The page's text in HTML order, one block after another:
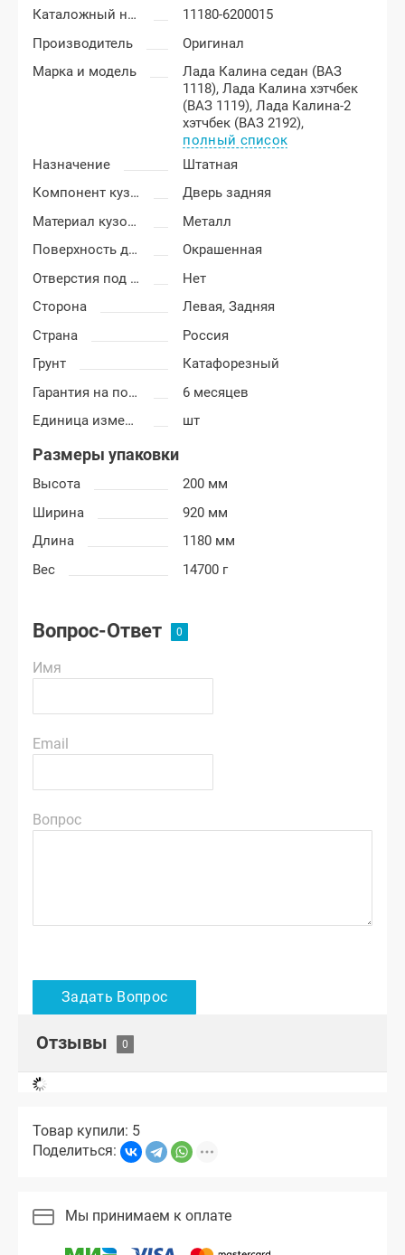
Каталожный номер
11180-6200015
Производитель
Оригинал
Марка и модель
Лада Калина седан (ВАЗ
1118),Лада Калина хэтчбек
(ВАЗ 1119),Лада Калина-2
хэтчбек (ВАЗ 2192),
полный список
Назначение
Штатная
Компонент кузова
Дверь задняя
Материал кузовных деталей
Металл
Поверхность двери
Окрашенная
Отверстия под молдинг
Нет
Сторона
Левая,Задняя
Страна
Россия
Грунт
Катафорезный
Гарантия на покраску
6 месяцев
Единица измерения
шт
Размеры упаковки
Высота
200 мм
Ширина
920 мм
Длина
1180 мм
Вес
14700 г
Вопрос-Ответ
Имя
Email
Вопрос
Отзывы
Товар купили: 5
Поделиться:
Мы принимаем к оплате